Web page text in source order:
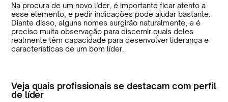
Na procura de um novo líder, é importante ficar atento a
esse elemento, e pedir indicações pode ajudar bastante.
Diante disso, alguns nomes surgirão naturalmente, e é
preciso muita observação para discernir quais deles
realmente têm capacidade para desenvolver liderança e
características de um bom líder.
Veja quais profissionais se destacam com perfil
de líder